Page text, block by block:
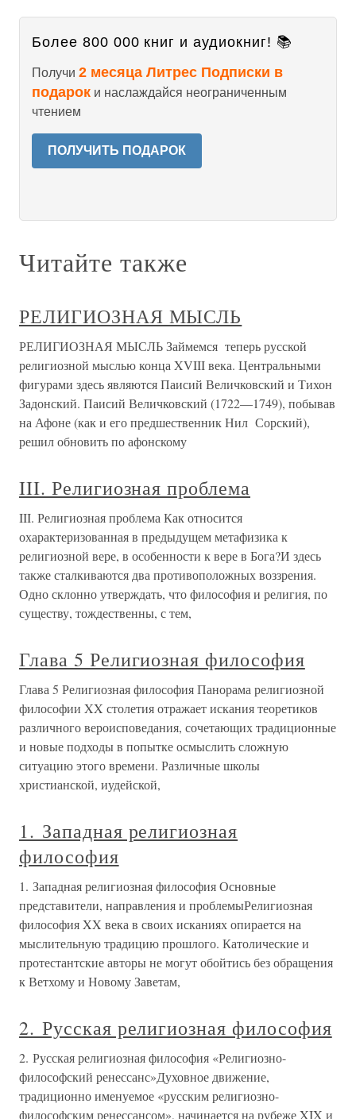
Более 800 000 книг и аудиокниг! 📚
Получи 2 месяца Литрес Подписки в
подарок и наслаждайся неограниченным
чтением
ПОЛУЧИТЬ ПОДАРОК
Читайте также
РЕЛИГИОЗНАЯ МЫСЛЬ
РЕЛИГИОЗНАЯ МЫСЛЬ Займемся теперь русской
религиозной мыслью конца XVIII века. Центральными
фигурами здесь являются Паисий Величковский и Тихон
Задонский. Паисий Величковский (1722—1749), побывав
на Афоне (как и его предшественник Нил Сорский),
решил обновить по афонскому
III. Религиозная проблема
III. Религиозная проблема Как относится
охарактеризованная в предыдущем метафизика к
религиозной вере, в особенности к вере в Бога?И здесь
также сталкиваются два противоположных воззрения.
Одно склонно утверждать, что философия и религия, по
существу, тождественны, с тем,
Глава 5 Религиозная философия
Глава 5 Религиозная философия Панорама религиозной
философии XX столетия отражает искания теоретиков
различного вероисповедания, сочетающих традиционные
и новые подходы в попытке осмыслить сложную
ситуацию этого времени. Различные школы
христианской, иудейской,
1. Западная религиозная
философия
1. Западная религиозная философия Основные
представители, направления и проблемыРелигиозная
философия XX века в своих исканиях опирается на
мыслительную традицию прошлого. Католические и
протестантские авторы не могут обойтись без обращения
к Ветхому и Новому Заветам,
2. Русская религиозная философия
2. Русская религиозная философия «Религиозно-
философский ренессанс»Духовное движение,
традиционно именуемое «русским религиозно-
философским ренессансом», начинается на рубеже XIX и